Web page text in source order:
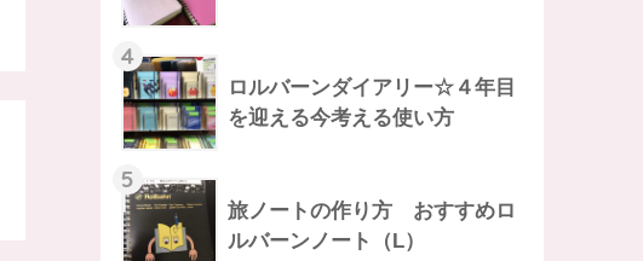
4
ロルバーンダイアリー☆４年目
を迎える今考える使い方
5
旅ノートの作り方 おすすめロ
ルバーンノート（L）